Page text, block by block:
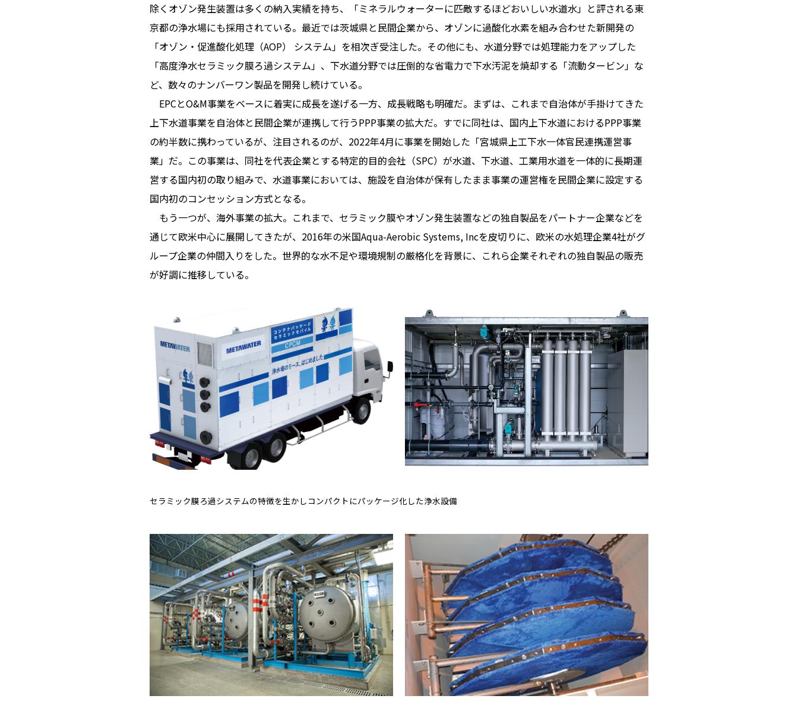
除くオゾン発生装置は多くの納入実績を持ち、「ミネラルウォーターに匹敵するほどおいしい水道水」と評される東
京都の浄水場にも採用されている。最近では茨城県と民間企業から、オゾンに過酸化水素を組み合わせた新開発の
「オゾン・促進酸化処理（AOP） システム」を相次ぎ受注した。その他にも、水道分野では処理能力をアップした
「高度浄水セラミック膜ろ過システム」、下水道分野では圧倒的な省電力で下水汚泥を焼却する「流動タービン」な
ど、数々のナンバーワン製品を開発し続けている。
EPCとO&M事業をベースに着実に成長を遂げる一方、成長戦略も明確だ。まずは、これまで自治体が手掛けてきた
上下水道事業を自治体と民間企業が連携して行うPPP事業の拡大だ。すでに同社は、国内上下水道におけるPPP事業
の約半数に携わっているが、注目されるのが、2022年4月に事業を開始した「宮城県上工下水一体官民連携運営事
業」だ。この事業は、同社を代表企業とする特定的目的会社（SPC）が水道、下水道、工業用水道を一体的に長期運
営する国内初の取り組みで、水道事業においては、施設を自治体が保有したまま事業の運営権を民間企業に設定する
国内初のコンセッション方式となる。
もう一つが、海外事業の拡大。これまで、セラミック膜やオゾン発生装置などの独自製品をパートナー企業などを
通じて欧米中心に展開してきたが、2016年の米国Aqua-Aerobic Systems, Incを皮切りに、欧米の水処理企業4社がグ
ループ企業の仲間入りをした。世界的な水不足や環境規制の厳格化を背景に、これら企業それぞれの独自製品の販売
が好調に推移している。
セラミック膜ろ過システムの特徴を生かしコンパクトにパッケージ化した浄水設備